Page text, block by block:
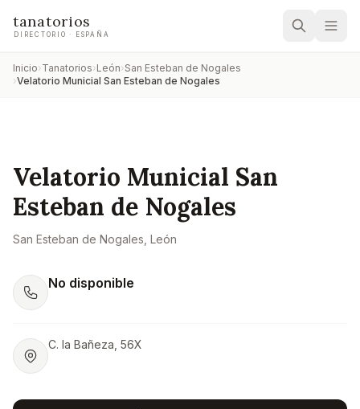
tanatorios
DIRECTORIO · ESPAÑA
Inicio›Tanatorios›León›San Esteban de Nogales
›Velatorio Municial San Esteban de Nogales
Velatorio Municial San
Esteban de Nogales
San Esteban de Nogales , León
No disponible
C. la Bañeza, 56X